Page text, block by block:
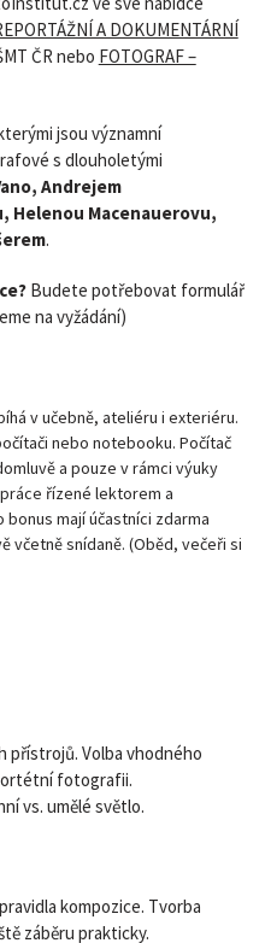
A DOKUMENTÁRNÍ
ČR nebo FOTOGRAF –
jsou významní
s dlouholetými
Andrejem
Helenou Macenauerovu,
.
Budete potřebovat formulář
na vyžádání)
v učebně, ateliéru i exteriéru.
nebo notebooku. Počítač
a pouze v rámci výuky
řízené lektorem a
mají účastníci zdarma
včetně snídaně. (Oběd, večeři si
Volba vhodného
fotografii.
vs. umělé světlo.
kompozice. Tvorba
záběru prakticky.